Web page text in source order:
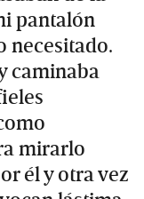
pantalón
necesitado.
caminaba
mirarlo
él y otra vez